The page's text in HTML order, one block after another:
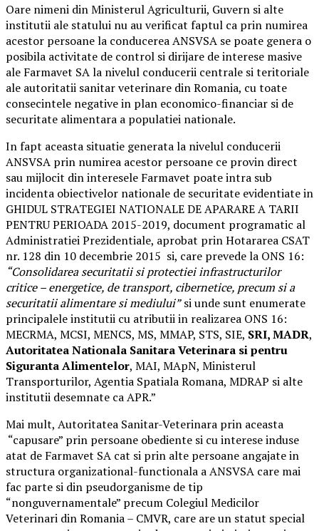
Oare nimeni din Ministerul Agriculturii, Guvern si alte
institutii ale statului nu au verificat faptul ca prin numirea
acestor persoane la conducerea ANSVSA se poate genera o
posibila activitate de control si dirijare de interese masive
ale Farmavet SA la nivelul conducerii centrale si teritoriale
ale autoritatii sanitar veterinare din Romania, cu toate
consecintele negative in plan economico-financiar si de
securitate alimentara a populatiei nationale.
In fapt aceasta situatie generata la nivelul conducerii
ANSVSA prin numirea acestor persoane ce provin direct
sau mijlocit din interesele Farmavet poate intra sub
incidenta obiectivelor nationale de securitate evidentiate in
GHIDUL STRATEGIEI NATIONALE DE APARARE A TARII
PENTRU PERIOADA 2015-2019, document programatic al
Administratiei Prezidentiale, aprobat prin Hotararea CSAT
nr. 128 din 10 decembrie 2015 si, care prevede la ONS 16:
“Consolidarea securitatii si protectiei infrastructurilor
critice – energetice, de transport, cibernetice, precum si a
securitatii alimentare si mediului”si unde sunt enumerate
principalele institutii cu atributii in realizarea ONS 16:
MECRMA, MCSI, MENCS, MS, MMAP, STS, SIE, SRI, MADR,
Autoritatea Nationala Sanitara Veterinara si pentru
Siguranta Alimentelor, MAI, MApN, Ministerul
Transporturilor, Agentia Spatiala Romana, MDRAP si alte
institutii desemnate ca APR.”
Mai mult, Autoritatea Sanitar-Veterinara prin aceasta
“capusare” prin persoane obediente si cu interese induse
atat de Farmavet SA cat si prin alte persoane angajate in
structura organizational-functionala a ANSVSA care mai
fac parte si din pseudorganisme de tip
“nonguvernamentale” precum Colegiul Medicilor
Veterinari din Romania – CMVR, care are un statut special